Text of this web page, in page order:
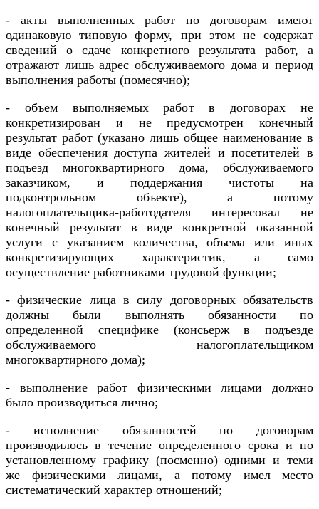
- акты выполненных работ по договорам имеют
одинаковую типовую форму, при этом не содержат
сведений о сдаче конкретного результата работ, а
отражают лишь адрес обслуживаемого дома и период
выполнения работы (помесячно);
- объем выполняемых работ в договорах не
конкретизирован и не предусмотрен конечный
результат работ (указано лишь общее наименование в
виде обеспечения доступа жителей и посетителей в
подъезд многоквартирного дома, обслуживаемого
заказчиком, и поддержания чистоты на
подконтрольном объекте), а потому
налогоплательщика-работодателя интересовал не
конечный результат в виде конкретной оказанной
услуги с указанием количества, объема или иных
конкретизирующих характеристик, а само
осуществление работниками трудовой функции;
- физические лица в силу договорных обязательств
должны были выполнять обязанности по
определенной специфике (консьерж в подъезде
обслуживаемого налогоплательщиком
многоквартирного дома);
- выполнение работ физическими лицами должно
было производиться лично;
- исполнение обязанностей по договорам
производилось в течение определенного срока и по
установленному графику (посменно) одними и теми
же физическими лицами, а потому имел место
систематический характер отношений;